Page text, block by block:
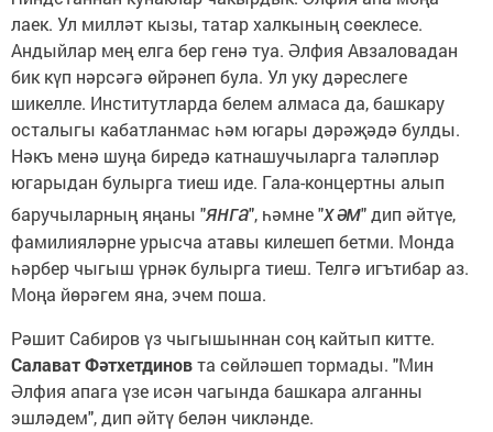
лаек. Ул милләт кызы, татар халкының сөеклесе.
Андыйлар мең елга бер генә туа. Әлфия Авзаловадан
бик күп нәрсәгә өйрәнеп була. Ул уку дәреслеге
шикелле. Институтларда белем алмаса да, башкару
осталыгы кабатланмас һәм югары дәрәҗәдә булды.
Нәкъ менә шуңа биредә катнашучыларга таләпләр
югарыдан булырга тиеш иде. Гала-концертны алып
баручыларның яңаны "янга", һәмне "хәм" дип әйтүе,
фамилияләрне урысча атавы килешеп бетми. Монда
һәрбер чыгыш үрнәк булырга тиеш. Телгә игътибар аз.
Моңа йөрәгем яна, эчем поша.
Рәшит Cабиров үз чыгышыннан соң кайтып китте.
Салават Фәтхетдиновта сөйләшеп тормады. "Мин
Әлфия апага үзе исән чагында башкара алганны
эшләдем", дип әйтү белән чикләнде.